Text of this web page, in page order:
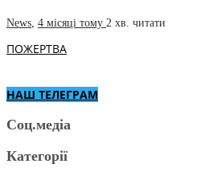
News 4 місяці тому 2 хв. читати
ПОЖЕРТВА
НАШ ТЕЛЕГРАМ
Соц.медіа
Категорії